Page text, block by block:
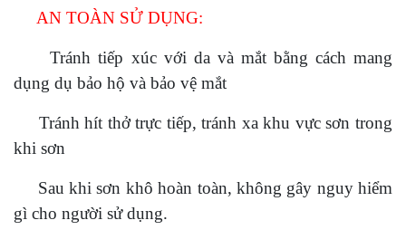
AN TOÀN SỬ DỤNG:
Tránh tiếp xúc với da và mắt bằng cách mang
dụng dụ bảo hộ và bảo vệ mắt
Tránh hít thở trực tiếp, tránh xa khu vực sơn trong
khi sơn
Sau khi sơn khô hoàn toàn, không gây nguy hiểm
gì cho người sử dụng.